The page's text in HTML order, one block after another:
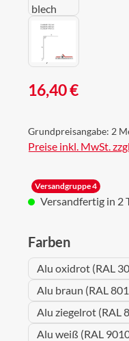
Regulärer Preis:
16,40 €
Grundpreisangabe: 2
Preise inkl. MwSt.
Versandgruppe 4
Versandfertig in 2
Farbenauswählen
Alu oxidrot (RAL
Alu braun (RAL
Alu ziegelrot (RAL
Alu weiß (RAL